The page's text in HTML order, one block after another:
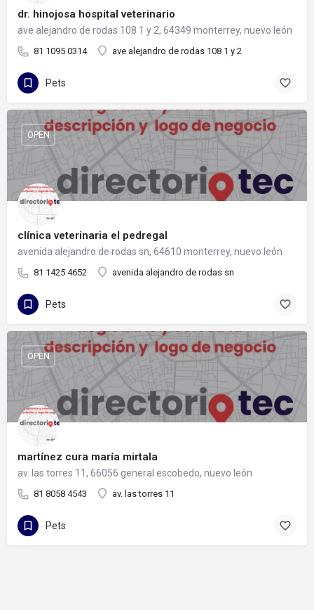
dr. hinojosa hospital veterinario
ave alejandro de rodas 108 1 y 2, 64349 monterrey, nuevo león
81 1095 0314 ave alejandro de rodas 108 1 y 2
Pets
clínica veterinaria el pedregal
avenida alejandro de rodas sn, 64610 monterrey, nuevo león
81 1425 4652 avenida alejandro de rodas sn
OPEN
Pets
martínez cura maría mirtala
av. las torres 11, 66056 general escobedo, nuevo león
81 8058 4543 av. las torres 11
OPEN
Pets